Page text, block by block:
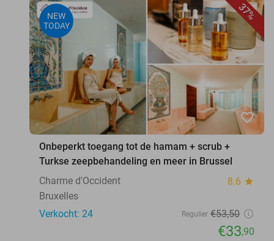
37%
NEW
TODAY
favorite_border
Onbeperkt toegang tot de hamam + scrub +
Turkse zeepbehandeling en meer in Brussel
Charme d'Occident
8.6 star
Bruxelles
Verkocht: 24
Regulier €53,50
€33,90